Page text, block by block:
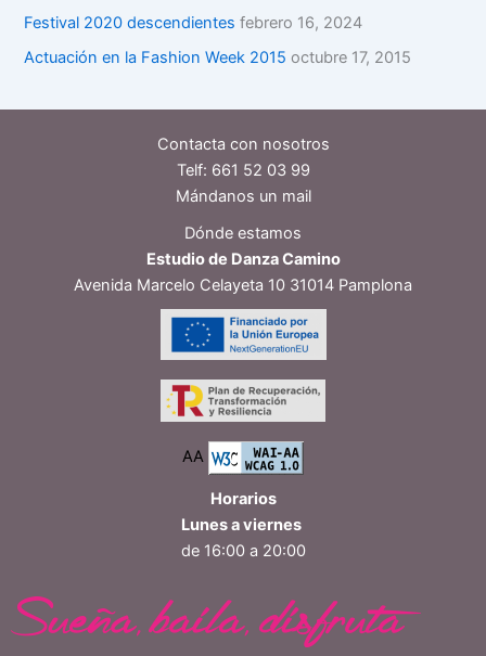
Festival 2020 descendientes febrero 16, 2024
Actuación en la Fashion Week 2015 octubre 17, 2015
Contacta con nosotros
Telf: 661 52 03 99
Mándanos un mail
Dónde estamos
Estudio de Danza Camino
Avenida Marcelo Celayeta 10 31014 Pamplona
AA
Horarios
Lunes a viernes
de 16:00 a 20:00